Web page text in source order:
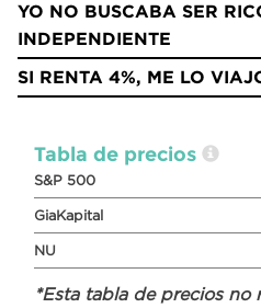
YO NO BUSCABA SER
INDEPENDIENTE
SI RENTA 4%, ME LO
Tabla de precios
S&P 500
GiaKapital
NU
*Esta tabla de precios no